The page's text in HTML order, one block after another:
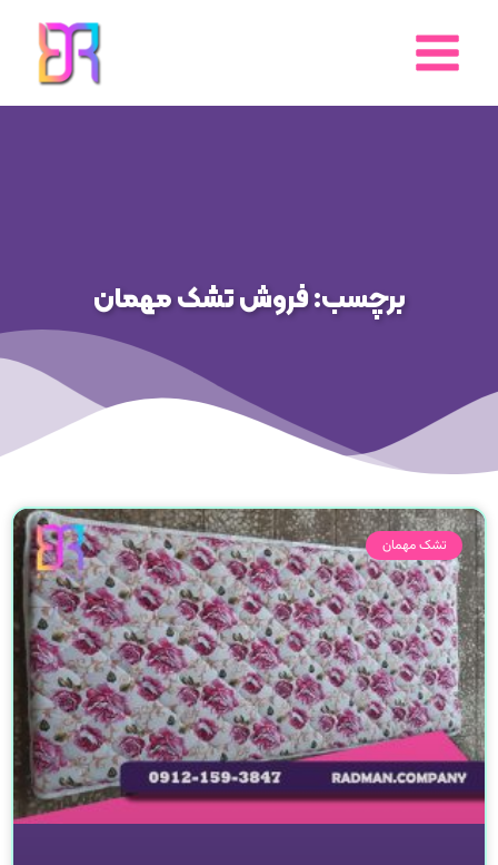
محتوا
برچسب: فروش تشک مهمان
تشک مهمان